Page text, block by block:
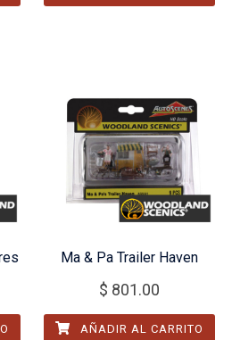
Ma & Pa Trailer Haven
$ 801.00
AÑADIR AL CARRITO